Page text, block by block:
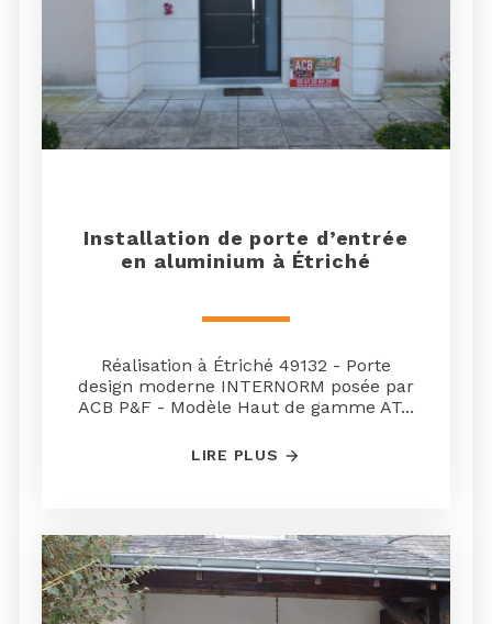
Installation de porte d’entrée
en aluminium à Étriché
Réalisation à Étriché 49132 - Porte
design moderne INTERNORM posée par
ACB P&F - Modèle Haut de gamme AT...
LIRE PLUS